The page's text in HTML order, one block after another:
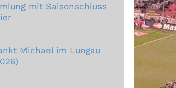
mit Saisonschluss
Michael im Lungau